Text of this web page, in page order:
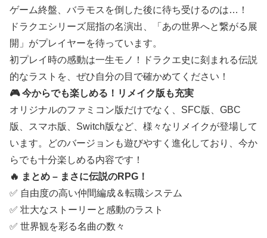
ゲーム終盤、バラモスを倒した後に待ち受けるのは…！
ドラクエシリーズ屈指の名演出、「あの世界へと繋がる展
開」がプレイヤーを待っています。
初プレイ時の感動は一生モノ！ドラクエ史に刻まれる伝説
的なラストを、ぜひ自分の目で確かめてください！
🎮 今からでも楽しめる！リメイク版も充実
オリジナルのファミコン版だけでなく、SFC版、GBC
版、スマホ版、Switch版など、様々なリメイクが登場して
います。どのバージョンも遊びやすく進化しており、今か
らでも十分楽しめる内容です！
🔥 まとめ – まさに伝説のRPG！
✅ 自由度の高い仲間編成＆転職システム
✅ 壮大なストーリーと感動のラスト
✅ 世界観を彩る名曲の数々